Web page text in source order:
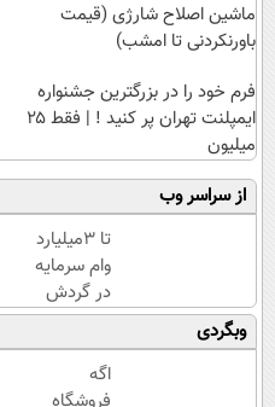
ماشین اصلاح شارژی (قیمت
باورنکردنی تا امشب)
فرم خود را در بزرگترین جشنواره
ایمپلنت تهران پر کنید ! | فقط ۲۵
میلیون
از سراسر وب
تا 3میلیارد
وام سرمایه
در گردش
فروشندگان
=>
فروشگاهت
رو ثبت کن
وبگردی
اگه